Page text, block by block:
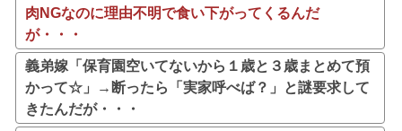
肉NGなのに理由不明で食い下がってくるんだ
が・・・
義弟嫁「保育園空いてないから１歳と３歳まとめて預
かって☆」→断ったら「実家呼べば？」と謎要求して
きたんだが・・・